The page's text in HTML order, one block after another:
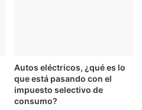
Autos eléctricos, ¿qué es lo
que está pasando con el
impuesto selectivo de
consumo?